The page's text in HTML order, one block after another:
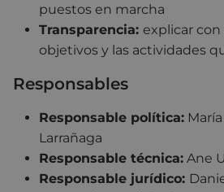
puestos en marcha
Transparencia: explicar con
objetivos y las actividades
Responsables
Responsable política:
Larrañaga
Responsable técnica: Ane
Responsable jurídico: